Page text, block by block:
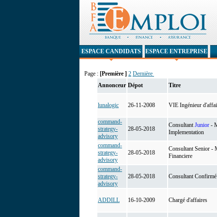
Page : [Première ] 2 Dernière
Annonceur Dépot Titre
lunalogic 26-11-2008 VIE Ingénieur
command-
strategy-
advisory
28-05-2018
ConsultantJunior -
Implementation
command-
strategy-
advisory
28-05-2018
Consultant Senior -
Financiere
command-
strategy-
advisory
28-05-2018 Consultant
ADDILL 16-10-2009 Chargé d'affaires
ESPACE CANDIDATS ESPACE ENTREPRISE